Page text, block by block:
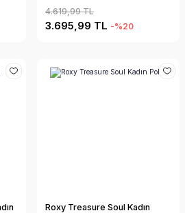
4.619,99 TL
3.695,99 TL -%20
Roxy Treasure Soul Kadın